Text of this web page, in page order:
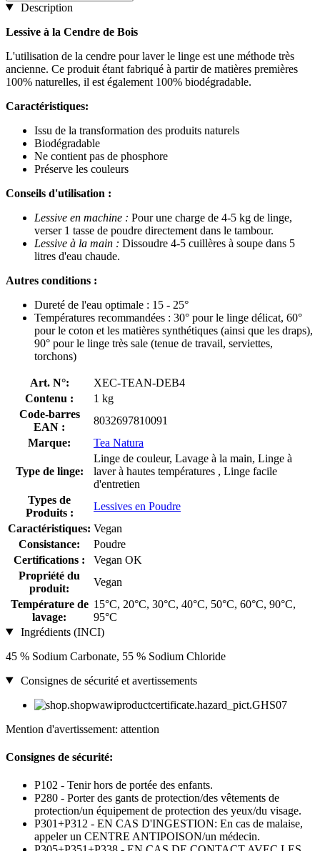
Description
Lessive à la Cendre de Bois
L'utilisation de la cendre pour laver le linge est une méthode très
ancienne. Ce produit étant fabriqué à partir de matières premières
100% naturelles, il est également 100% biodégradable.
Caractéristiques:
Issu de la transformation des produits naturels
Biodégradable
Ne contient pas de phosphore
Préserve les couleurs
Conseils d'utilisation :
Lessive en machine : Pour une charge de 4-5 kg de linge,
verser 1 tasse de poudre directement dans le tambour.
Lessive à la main : Dissoudre 4-5 cuillères à soupe dans 5
litres d'eau chaude.
Autres conditions :
Dureté de l'eau optimale : 15 - 25°
Températures recommandées : 30° pour le linge délicat, 60°
pour le coton et les matières synthétiques (ainsi que les draps),
90° pour le linge très sale (tenue de travail, serviettes,
torchons)
Art. N°:
XEC-TEAN-DEB4
Contenu :
1 kg
Code-barres
EAN :
8032697810091
Marque:
Tea Natura
Type de linge:
Linge de couleur, Lavage à la main, Linge à
laver à hautes températures , Linge facile
d'entretien
Types de
Produits :
Lessives en Poudre
Caractéristiques: Vegan
Consistance:
Poudre
Certifications :
Vegan OK
Propriété du
produit:
Vegan
Température de
lavage:
15°C, 20°C, 30°C, 40°C, 50°C, 60°C, 90°C,
95°C
Ingrédients (INCI)
45 % Sodium Carbonate, 55 % Sodium Chloride
Consignes de sécurité et avertissements
Mention d'avertissement: attention
Consignes de sécurité:
P102 - Tenir hors de portée des enfants.
P280 - Porter des gants de protection/des vêtements de
protection/un équipement de protection des yeux/du visage.
P301+P312 - EN CAS D'INGESTION: En cas de malaise,
appeler un CENTRE ANTIPOISON/un médecin.